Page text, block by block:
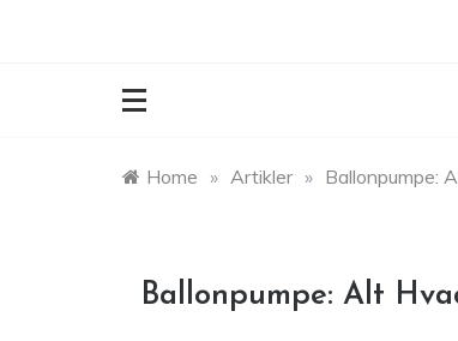
Home » Artikler » Ballonpumpe:
Ballonpumpe: Alt